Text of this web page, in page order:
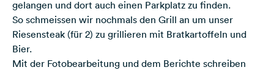
gelangen und dort auch einen Parkplatz zu finden.
So schmeissen wir nochmals den Grill an um unser
Riesensteak (für 2) zu grillieren mit Bratkartoffeln und
Bier.
Mit der Fotobearbeitung und dem Berichte schreiben